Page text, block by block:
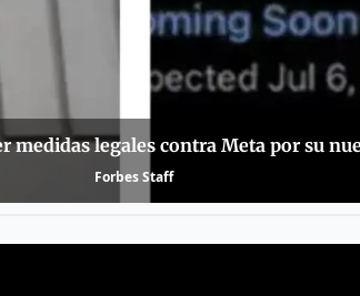
legales contra Meta por su
Forbes Staff